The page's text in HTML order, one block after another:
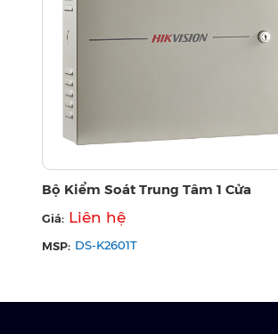
Bộ Kiểm Soát Trung Tâm 1 Cửa
Giá: Liên hệ
MSP: DS-K2601T